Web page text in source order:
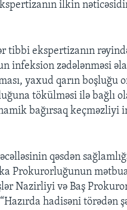
ilkin
tibbi ekspertizanın
infeksion zədələnməsi
yaxud qarın boşluğu
tökülməsi ilə bağlı
bağırsaq keçməzliyi
qəsdən
Prokurorluğunun
Nazirliyi və Baş
hadisəni törədən